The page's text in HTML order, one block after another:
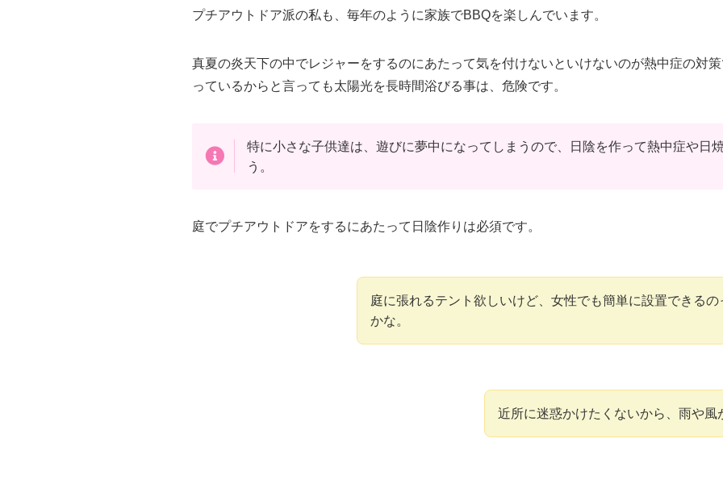
プチアウトドア派の私も、毎年のように家族でBBQを楽しんでいます。
真夏の炎天下の中でレジャーをするのにあたって気を付けないといけないのが熱中症の対
っているからと言っても太陽光を長時間浴びる事は、危険です。
特に小さな子供達は、遊びに夢中になってしまうので、日陰を作って熱中症や日
う。
庭でプチアウトドアをするにあたって日陰作りは必須です。
庭に張れるテント欲しいけど、女性でも簡単に設置できるの
かな。
近所に迷惑かけたくないから、雨や風